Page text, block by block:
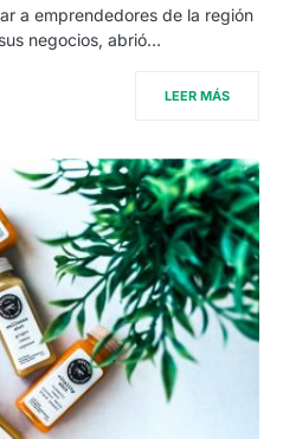
a emprendedores de la región
negocios, abrió…
LEER MÁS